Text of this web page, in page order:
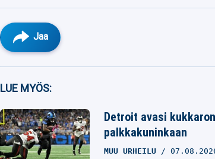
Jaa
Facebook
Twitter
Whatsapp
LUE MYÖS:
Detroit avasi
palkkakuninkaan
MUU URHEILU